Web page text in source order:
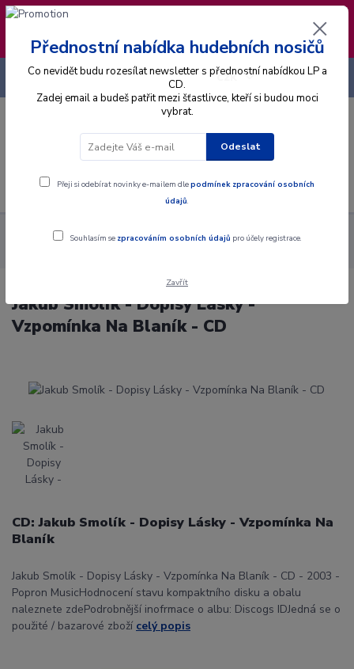
❣️ Od 4.8. do 13.8. čerpám dovolenou. Datum
expedice objednávek se posouvá na pátek
14.8.2026 🐋
Menu
CZK
+420 725 736 293
Alba CD
Jakub Smolík - Dopisy Lásky - Vzpomínka Na Blaník -
Jakub Smolík - Dopisy Lásky -
Vzpomínka Na Blaník - CD
CD: Jakub Smolík - Dopisy Lásky - Vzpomínka Na
Blaník
Jakub Smolík - Dopisy Lásky - Vzpomínka Na Blaník - CD - 2003 -
Popron MusicHodnocení stavu kompaktního disku a obalu
naleznete zdePodrobnější inofrmace o albu: Discogs IDJedná se o
použité / bazarové zboží celý popis
Přednostní nabídka hudebních nosičů
Co nevidět budu rozesílat newsletter s přednostní nabídkou LP a
CD.
Zadej email a budeš patřit mezi šťastlivce, kteří si budou moci
vybrat.
Odeslat
Přeji si odebírat novinky e-mailem dlepodmínek zpracování osobních
údajů.
Souhlasím se zpracováním osobních údajů pro účely registrace.
Zavřít